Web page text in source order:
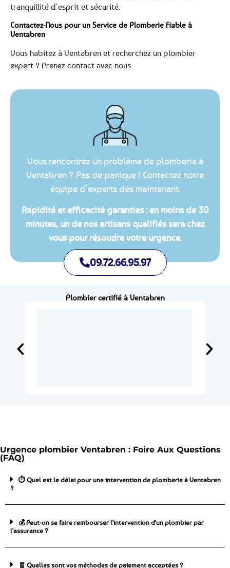
tranquillité d’esprit et sécurité.
Contactez-Nous pour un Service de Plomberie Fiable à
Ventabren
Vous habitez à Ventabren et recherchez un plombier
expert ? Prenez contact avec nous
Vous rencontrez un problème de plomberie à
Ventabren ? Pas de panique ! Contactez notre
équipe d’experts dès maintenant.
Rapidité et efficacité garanties : en moins de 30
minutes, un de nos artisans qualifiés sera chez
vous pour résoudre votre urgence.
09.72.66.95.97
Plombier certifié à Ventabren
Urgence plombier Ventabren : Foire Aux Questions
(FAQ)
⏱️ Quel est le délai pour une intervention de plomberie à Ventabren
?
💰 Peut-on se faire rembourser l'intervention d'un plombier par
l'assurance ?
🧾 Quelles sont vos méthodes de paiement acceptées ?